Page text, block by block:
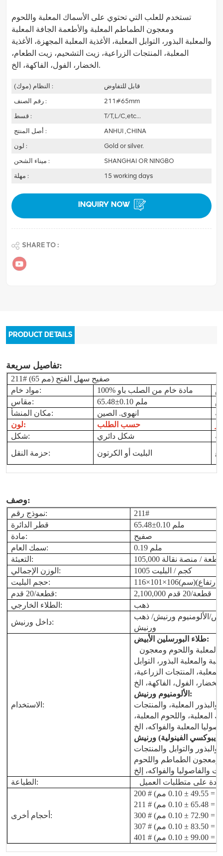
تستخدم للعلب التي تحتوي على الأسماك المعلبة واللحوم
ومعجون الطماطم المعلبة والأطعمة الجافة المعلبة
والمعلبة البذور، التوابل المعلبة، الأغذية المعلبة المجهزة، الأغذية
المعلبة، المنتجات الزراعية، زيت التشحيم، زيت الطعام،
الخضار، الفول، الفاكهة، الخ.
النظام (موك) :
قابل للتفاوض
رقم الصنف :
211#65mm
قسط :
T/T,L/C,etc...
أصل المنتج :
ANHUI ,CHINA
لون :
Gold or silver.
ميناء الشحن :
SHANGHAI OR NINGBO
مهلة :
15 working days
INQUIRY NOW
SHARE TO :
PRODUCT DETAILS
تفاصيل سريعة:
211
# (65 مم) صفيح سهل الفتح
مواد خام:
100% مادة خام من الصلب باو
مقاس:
65.48±0.10 ملم
مكان المنشأ:
انهوى. الصين
لون:
حسب الطلب
شكل:
شكل دائري
حزمة النقل:
البليت أو الكرتون
وصف:
نموذج رقم:
211#
قطر الدائرة
65.48±0.10 ملم
مادة:
صفيح
سمك العام:
0.19 ملم
التعبئة:
105,000 قطعة / منصة نقالة
الوزن الإجمالي:
1005 كجم / البليت
حجم البليت:
قطعة/20 قدم:
2,100,000
قطعة/20 قدم
الطلاء الخارجي:
ذهب
داخل ورنيش:
/الألومنيوم ورنيش
ورنيش
الاستخدام:
طلاء البورسلين الأبيض:
واللحوم ومعجون
والمعلبة البذور، التوابل
المعلبة، المنتجات الزراعية،
الألومنيوم ورنيش
:
المعلبة، والمنتجات
واللحوم المعلبة،
الفينولية) ورنيش
والتوابل والمنتجات
ومعجون الطماطم واللحوم
الطباعة: على متطلبات العميل
أحجام أخرى: